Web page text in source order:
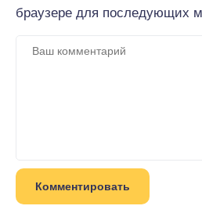
браузере для последующих